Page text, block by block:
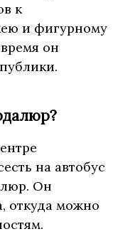
к
и фигурному
он
на автобус
Он
откуда можно